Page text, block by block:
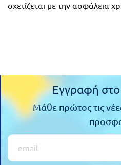
σχετίζεται με την ασφάλεια
Εγγραφή
Μάθε πρώτος τις